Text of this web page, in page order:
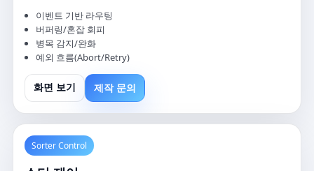
이벤트 기반 라우팅
버퍼링/혼잡 회피
병목 감지/완화
예외 흐름(Abort/Retry)
화면 보기 제작 문의
Sorter Control